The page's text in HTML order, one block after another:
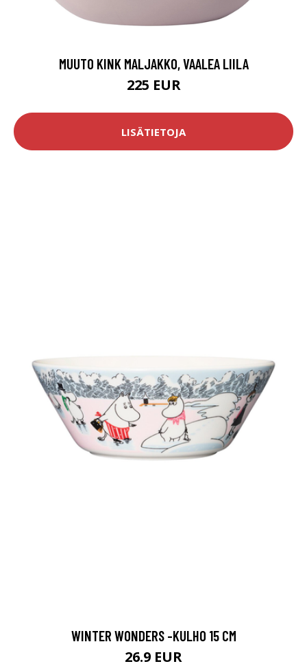
MUUTO KINK MALJAKKO, VAALEA LIILA
225 EUR
LISÄTIETOJA
WINTER WONDERS -KULHO 15 CM
26.9 EUR